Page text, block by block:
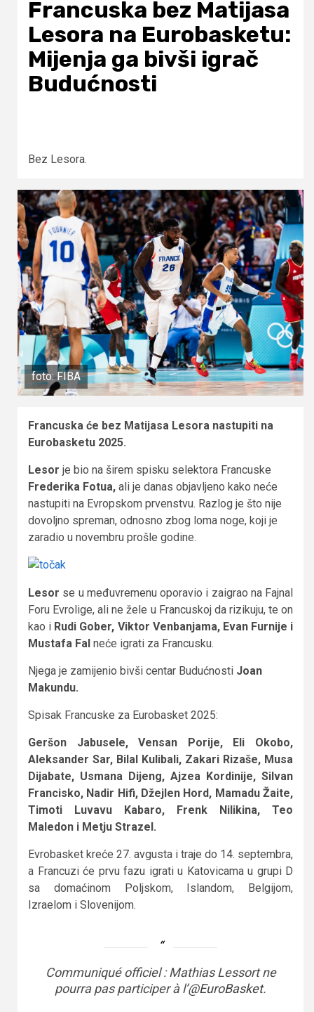
Francuska bez Matijasa
Lesora na Eurobasketu:
Mijenja ga bivši igrač
Budućnosti
Bez Lesora.
foto: FIBA
Francuska će bez Matijasa Lesora nastupiti na
Eurobasketu 2025.
Lesor je bio na širem spisku selektora Francuske
Frederika Fotua, ali je danas objavljeno kako neće
nastupiti na Evropskom prvenstvu. Razlog je što nije
dovoljno spreman, odnosno zbog loma noge, koji je
zaradio u novembru prošle godine.
Lesor se u međuvremenu oporavio i zaigrao na Fajnal
Foru Evrolige, ali ne žele u Francuskoj da rizikuju, te on
kao i Rudi Gober, Viktor Venbanjama, Evan Furnije i
Mustafa Fal neće igrati za Francusku.
Njega je zamijenio bivši centar Budućnosti Joan
Makundu.
Spisak Francuske za Eurobasket 2025:
Geršon Jabusele, Vensan Porije, Eli Okobo,
Aleksander Sar, Bilal Kulibali, Zakari Rizaše, Musa
Dijabate, Usmana Dijeng, Ajzea Kordinije, Silvan
Francisko, Nadir Hifi, Džejlen Hord, Mamadu Žaite,
Timoti Luvavu Kabaro, Frenk Nilikina, Teo
Maledon i Metju Strazel.
Evrobasket kreće 27. avgusta i traje do 14. septembra,
a Francuzi će prvu fazu igrati u Katovicama u grupi D
sa domaćinom Poljskom, Islandom, Belgijom,
Izraelom i Slovenijom.
Communiqué officiel : Mathias Lessort ne
pourra pas participer à l’@EuroBasket.